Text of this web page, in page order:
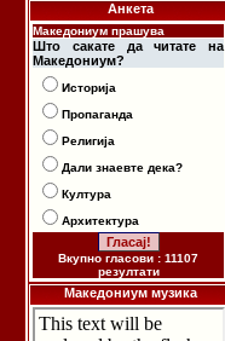
Анкета
Македониум прашува
Што сакате да читате на
Македониум?
Историја
Пропаганда
Религија
Дали знаевте дека?
Култура
Архитектура
Вкупно гласови : 11107
резултати
Македониум музика